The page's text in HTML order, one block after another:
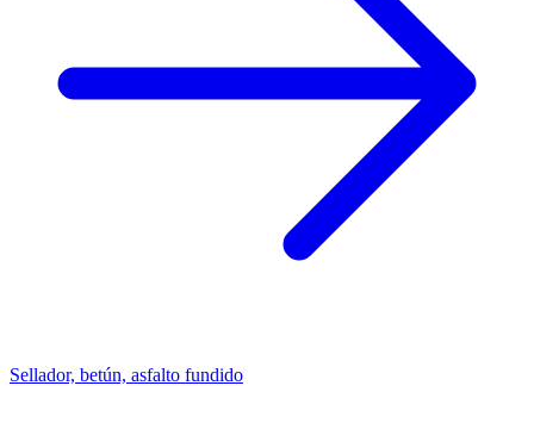
Sellador, betún, asfalto fundido